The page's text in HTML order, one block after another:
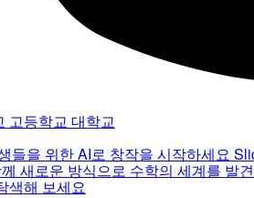
고등학교 대학교
들을 위한 AI로 창작을 시작하세요
새로운 방식으로 수학의 세계를 발
색해 보세요